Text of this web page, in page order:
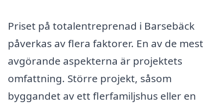
Priset på totalentreprenad i Barsebäck
påverkas av flera faktorer. En av de mest
avgörande aspekterna är projektets
omfattning. Större projekt, såsom
byggandet av ett flerfamiljshus eller en